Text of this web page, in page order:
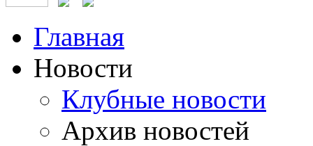
Главная
Новости
Клубные новости
Архив новостей